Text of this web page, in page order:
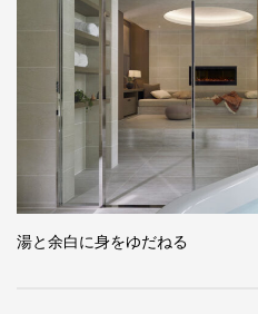
湯と余白に身をゆだねる